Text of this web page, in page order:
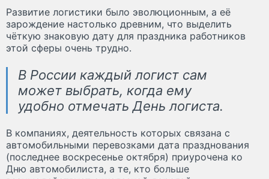
Развитие логистики было эволюционным, а её
зарождение настолько древним, что выделить
чёткую знаковую дату для праздника работников
этой сферы очень трудно.
В России каждый логист сам
может выбрать, когда ему
удобно отмечать День логиста.
В компаниях, деятельность которых связана с
автомобильными перевозками дата празднования
(последнее воскресенье октября) приурочена ко
Дню автомобилиста, а те, кто больше